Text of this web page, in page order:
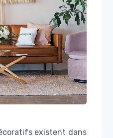
existent dans